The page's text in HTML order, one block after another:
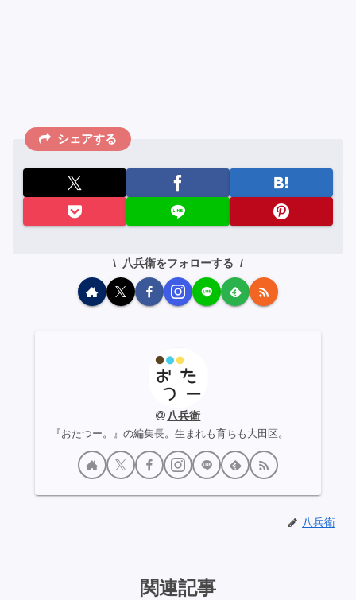
シェアする
八兵衛をフォローする
八兵衛
『おたつー。』の編集長。生まれも育ちも大田区。
八兵衛
関連記事